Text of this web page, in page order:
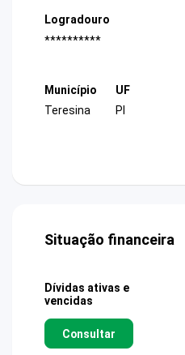
Logradouro
**********
Município
Teresina
UF
PI
Situação financeira
Dívidas ativas e
vencidas
Consultar